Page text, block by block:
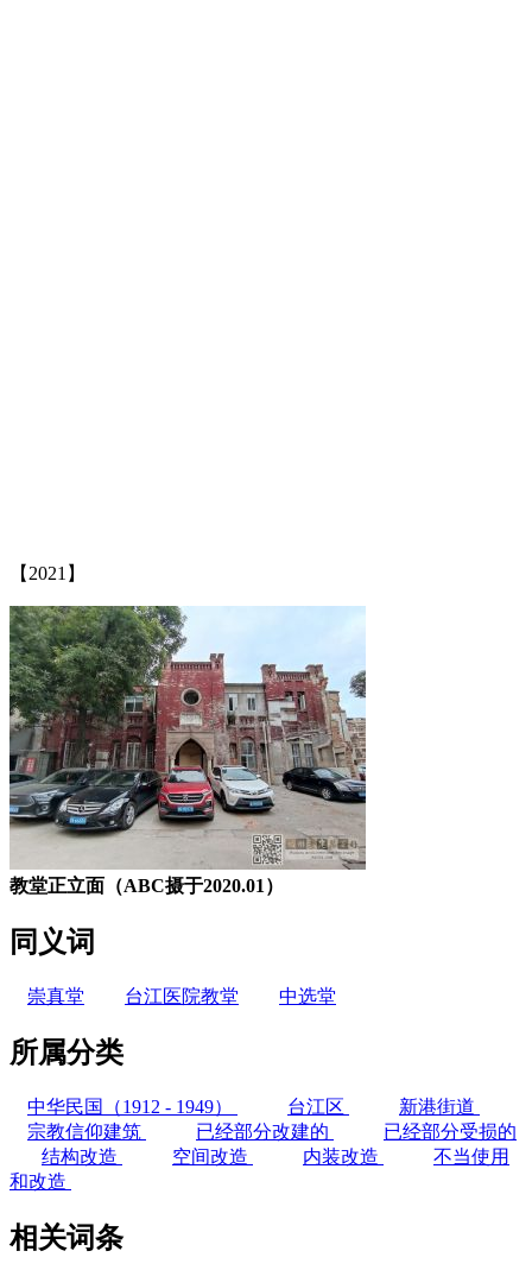
【2021】
教堂正立面（ABC摄于2020.01）
同义词
崇真堂 台江医院教堂 中选堂
所属分类
中华民国（1912 - 1949） 台江区
新港街道
宗教信仰建筑
已经部分改建的
已经部分受损的
结构改造
空间改造 内装改造
不当使用
和改造
相关词条